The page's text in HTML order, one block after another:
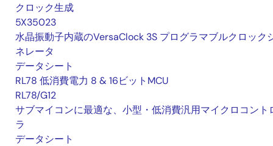
クロック生成
5X35023
水晶振動子内蔵のVersaClock 3S プログラマブルクロック
ネレータ
データシート
RL78 低消費電力 8 & 16ビットMCU
RL78/G12
サブマイコンに最適な、小型・低消費汎用マイクロコント
ラ
データシート